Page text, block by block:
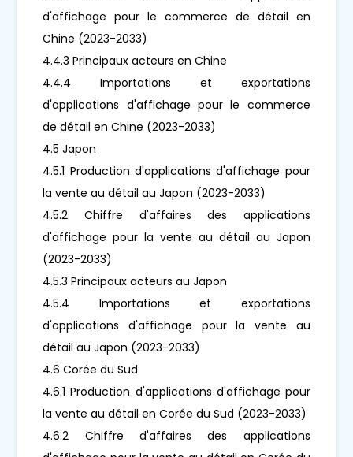
d'affichage pour le commerce de détail en
Chine (2023-2033)
4.4.3 Principaux acteurs en Chine
4.4.4 Importations et exportations
d'applications d'affichage pour le commerce
de détail en Chine (2023-2033)
4.5 Japon
4.5.1 Production d'applications d'affichage pour
la vente au détail au Japon (2023-2033)
4.5.2 Chiffre d'affaires des applications
d'affichage pour la vente au détail au Japon
(2023-2033)
4.5.3 Principaux acteurs au Japon
4.5.4 Importations et exportations
d'applications d'affichage pour la vente au
détail au Japon (2023-2033)
4.6 Corée du Sud
4.6.1 Production d'applications d'affichage pour
la vente au détail en Corée du Sud (2023-2033)
4.6.2 Chiffre d'affaires des applications